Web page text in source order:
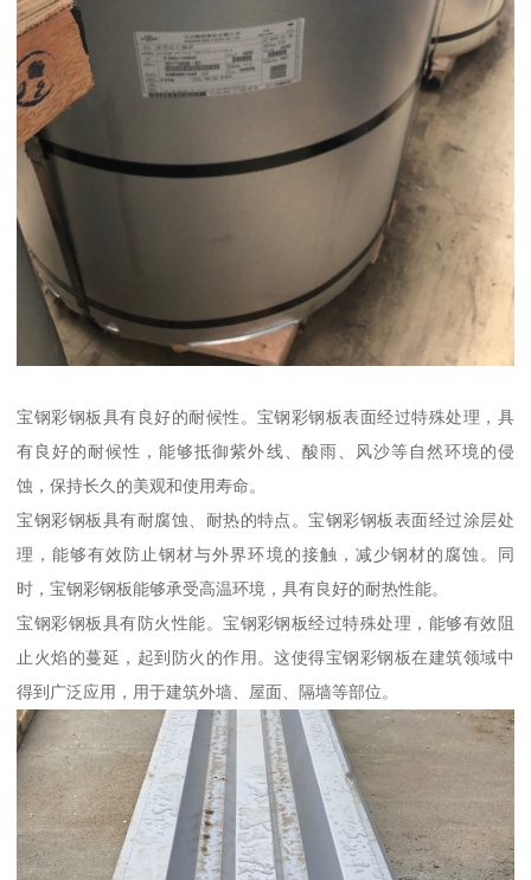
宝钢彩钢板具有良好的耐候性。宝钢彩钢板表面经过特殊处理，具
有良好的耐候性，能够抵御紫外线、酸雨、风沙等自然环境的侵
蚀，保持长久的美观和使用寿命。
宝钢彩钢板具有耐腐蚀、耐热的特点。宝钢彩钢板表面经过涂层处
理，能够有效防止钢材与外界环境的接触，减少钢材的腐蚀。同
时，宝钢彩钢板能够承受高温环境，具有良好的耐热性能。
宝钢彩钢板具有防火性能。宝钢彩钢板经过特殊处理，能够有效阻
止火焰的蔓延，起到防火的作用。这使得宝钢彩钢板在建筑领域中
得到广泛应用，用于建筑外墙、屋面、隔墙等部位。